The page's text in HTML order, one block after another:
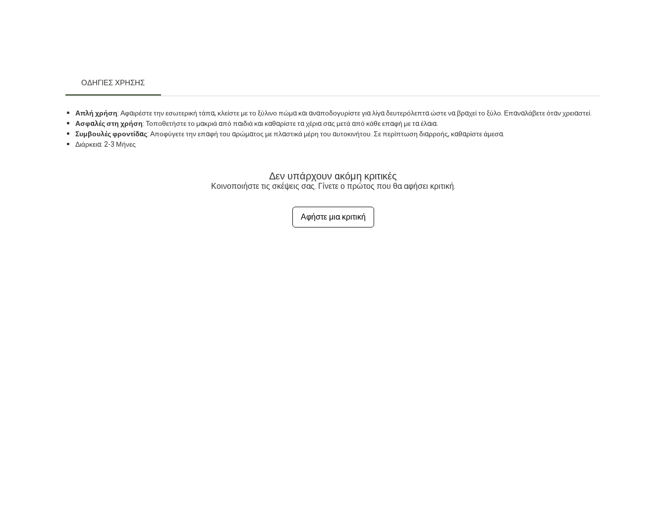
ΟΔΗΓΙΕΣ ΧΡΗΣΗΣ
Απλή χρήση: Αφαιρέστε την εσωτερική τάπα, κλείστε με το ξύλινο πώμα και αναποδογυρίστε για λίγα δευτερόλεπτα ώστε να βραχεί το ξύλο. Επαναλάβετε όταν χρειαστεί.
Ασφαλές στη χρήση: Τοποθετήστε το μακριά από παιδιά και καθαρίστε τα χέρια σας μετά από κάθε επαφή με τα έλαια.
Συμβουλές φροντίδας: Αποφύγετε την επαφή του αρώματος με πλαστικά μέρη του αυτοκινήτου. Σε περίπτωση διαρροής, καθαρίστε άμεσα.
Διάρκεια: 2-3 Μήνες
Δεν υπάρχουν ακόμη κριτικές
Κοινοποιήστε τις σκέψεις σας. Γίνετε ο πρώτος που θα αφήσει κριτική.
Αφήστε μια κριτική